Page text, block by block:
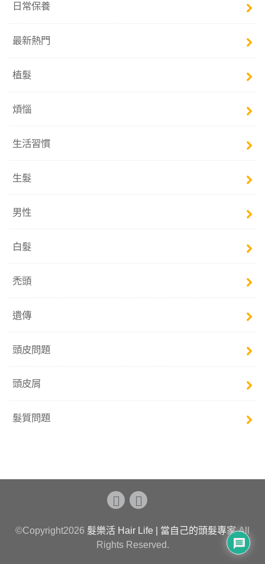
日常保養
最新熱門
植髮
煩惱
生活習慣
生髮
男性
白髮
禿頭
遺傳
頭皮問題
頭皮屑
髮質問題
©Copyright2026 髮樂活 Hair Life | 當自己的頭髮專家.All
Rights Reserved.